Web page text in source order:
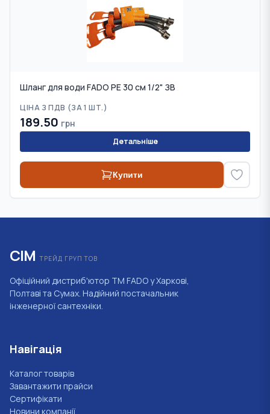
Шланг для води FADO PE 30 см 1/2" ЗВ
ЦІНА З ПДВ (ЗА 1 ШТ.)
189.50 грн
Детальніше
Купити
СІМ ТРЕЙД ГРУП ТОВ
Офіційний дистриб'ютор ТМ FADO у Харкові,
Полтаві та Сумах. Надійний постачальник
інженерної сантехніки.
Навігація
Каталог товарів
Завантажити прайси
Сертифікати
Новини компанії